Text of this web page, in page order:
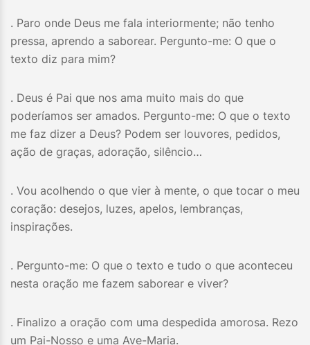
. Paro onde Deus me fala interiormente; não tenho
pressa, aprendo a saborear. Pergunto-me: O que o
texto diz para mim?
. Deus é Pai que nos ama muito mais do que
poderíamos ser amados. Pergunto-me: O que o texto
me faz dizer a Deus? Podem ser louvores, pedidos,
ação de graças, adoração, silêncio…
. Vou acolhendo o que vier à mente, o que tocar o meu
coração: desejos, luzes, apelos, lembranças,
inspirações.
. Pergunto-me: O que o texto e tudo o que aconteceu
nesta oração me fazem saborear e viver?
. Finalizo a oração com uma despedida amorosa. Rezo
um Pai-Nosso e uma Ave-Maria.